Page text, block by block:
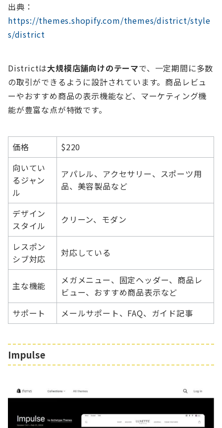
出典：
https://themes.shopify.com/themes/district/style
s/district
Districtは大規模店舗向けのテーマで、一定期間に多数
の取引ができるように設計されています。商品レビュ
ーやおすすめ商品の表示機能など、マーケティング機
能が豊富な点が特徴です。
価格
$220
向いてい
るジャン
ル
アパレル、アクセサリー、スポーツ用
品、美容製品など
デザイン
スタイル
クリーン、モダン
レスポン
シブ対応
対応している
主な機能
メガメニュー、固定ヘッダー、商品レ
ビュー、おすすめ商品表示など
サポート
メールサポート、FAQ、ガイド記事
Impulse